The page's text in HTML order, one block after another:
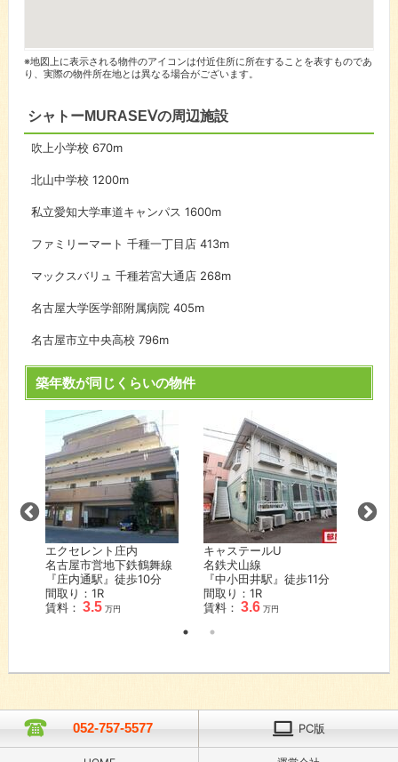
※地図上に表示される物件のアイコンは付近住所に所在することを表すものであ
り、実際の物件所在地とは異なる場合がございます。
シャトーMURASEⅤの周辺施設
吹上小学校 670m
北山中学校 1200m
私立愛知大学車道キャンパス 1600m
ファミリーマート 千種一丁目店 413m
マックスバリュ 千種若宮大通店 268m
名古屋大学医学部附属病院 405m
名古屋市立中央高校 796m
築年数が同じくらいの物件
エクセレント庄内
名古屋市営地下鉄鶴舞線
『庄内通駅』徒歩10分
間取り：1R
賃料： 3.5 万円
キャステールU
名鉄犬山線
『中小田井駅』徒歩11分
間取り：1R
賃料： 3.6 万円
052-757-5577 PC版